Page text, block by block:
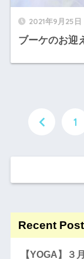
2021年9月25日
ブーケのお迎
1
Recent
【YOGA】３